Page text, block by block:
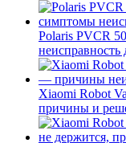
Polaris PVCR
неисправность
Xiaomi Robot
причины и